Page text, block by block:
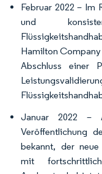
Februar 2022 – Im
und
Hamilton Company
Abschluss einer
Januar 2022 –
Veröffentlichung
bekannt, der neue
mit